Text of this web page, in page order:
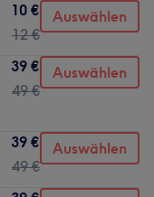
10 €
12 €
Auswählen
39 €
49 €
Auswählen
39 €
49 €
Auswählen